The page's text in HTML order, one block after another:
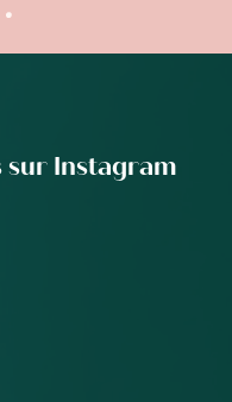
sur Instagram